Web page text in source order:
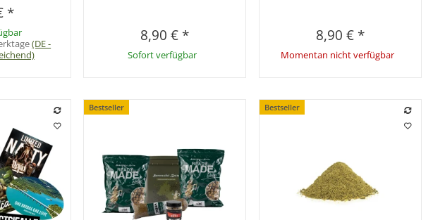
*
(DE -
8,90 € *
Sofort verfügbar
8,90 € *
Momentan nicht verfügbar
Bestseller Bestseller